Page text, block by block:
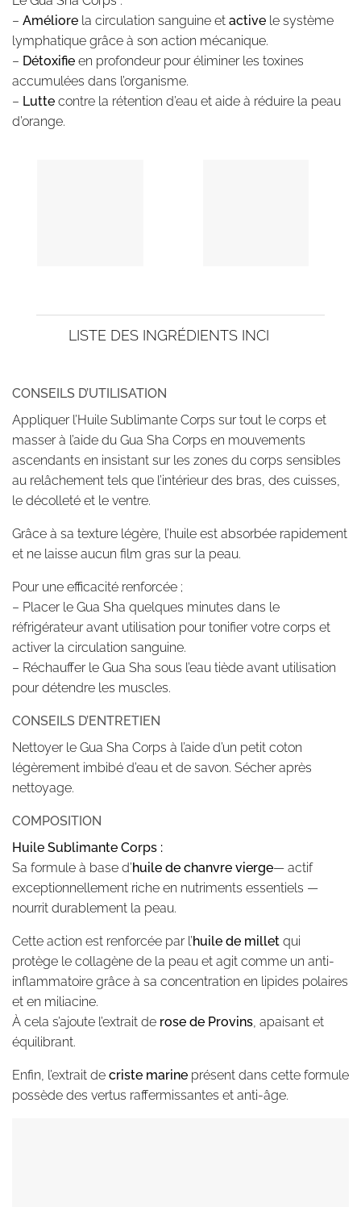
– Améliore la circulation sanguine et active le système
lymphatique grâce à son action mécanique.
– Détoxifie en profondeur pour éliminer les toxines
accumulées dans l’organisme.
– Lutte contre la rétention d’eau et aide à réduire la peau
d’orange.
LISTE DES INGRÉDIENTS INCI
CONSEILS D’UTILISATION
Appliquer l’Huile Sublimante Corps sur tout le corps et
masser à l’aide du Gua Sha Corps en mouvements
ascendants en insistant sur les zones du corps sensibles
au relâchement tels que l’intérieur des bras, des cuisses,
le décolleté et le ventre.
Grâce à sa texture légère, l’huile est absorbée rapidement
et ne laisse aucun film gras sur la peau.
Pour une efficacité renforcée ;
– Placer le Gua Sha quelques minutes dans le
réfrigérateur avant utilisation pour tonifier votre corps et
activer la circulation sanguine.
– Réchauffer le Gua Sha sous l’eau tiède avant utilisation
pour détendre les muscles.
CONSEILS D’ENTRETIEN
Nettoyer le Gua Sha Corps à l’aide d’un petit coton
légèrement imbibé d’eau et de savon. Sécher après
nettoyage.
COMPOSITION
Huile Sublimante Corps :
Sa formule à base d’huile de chanvre vierge— actif
exceptionnellement riche en nutriments essentiels —
nourrit durablement la peau.
Cette action est renforcée par l’huile de millet qui
protège le collagène de la peau et agit comme un anti-
inflammatoire grâce à sa concentration en lipides polaires
et en miliacine.
À cela s’ajoute l’extrait de rose de Provins, apaisant et
équilibrant.
Enfin, l’extrait de criste marine présent dans cette formule
possède des vertus raffermissantes et anti-âge.